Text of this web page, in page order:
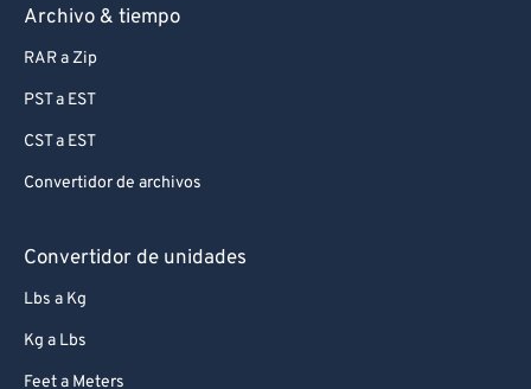
Archivo & tiempo
RAR a Zip
PST a EST
CST a EST
Convertidor de archivos
Convertidor de unidades
Lbs a Kg
Kg a Lbs
Feet a Meters